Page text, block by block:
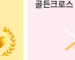
골든크로스